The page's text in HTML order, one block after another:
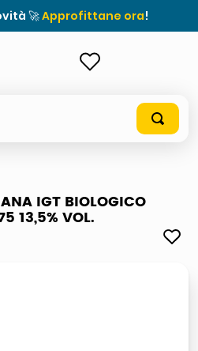
🚀Approfittane ora!
IGT BIOLOGICO
13,5% VOL.